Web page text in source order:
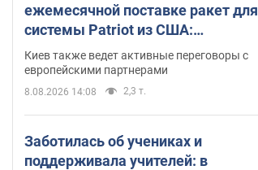
ежемесячной поставке ракет для
системы Patriot из США:
Зеленский раскрыл подробности
Киев также ведет активные переговоры с
европейскими партнерами
8.08.2026 14:08 2,3 т.
Заботилась об учениках и
поддерживала учителей: в